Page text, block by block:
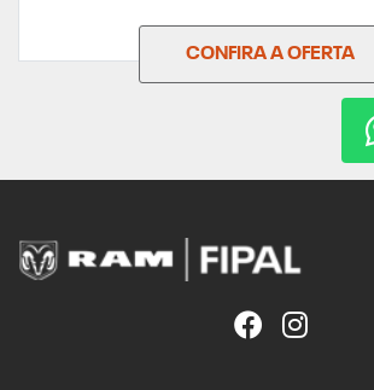
CONFIRA A OFERTA